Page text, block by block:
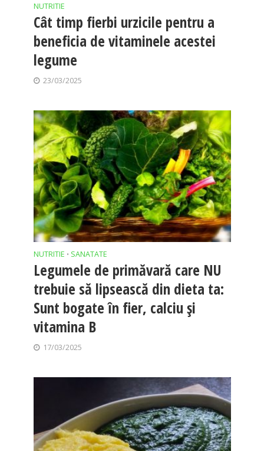
NUTRITIE
Cât timp fierbi urzicile pentru a
beneficia de vitaminele acestei
legume
23/03/2025
NUTRITIE • SANATATE
Legumele de primăvară care NU
trebuie să lipsească din dieta ta:
Sunt bogate în fier, calciu și
vitamina B
17/03/2025